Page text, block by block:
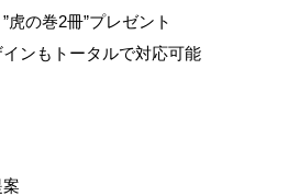
虎の巻2冊”プレゼント
ンもトータルで対応可能